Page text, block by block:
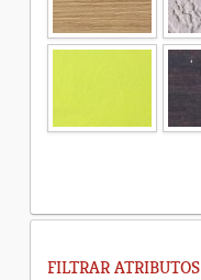
FILTRAR ATRIBUTOS